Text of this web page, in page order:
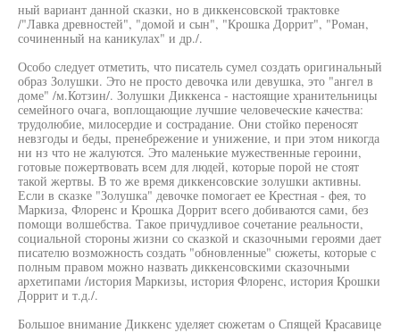
ный вариант данной сказки, но в диккенсовской трактовке
/"Лавка древностей", "домой и сын", "Крошка Доррит", "Роман,
сочиненный на каникулах" и др./.
Особо следует отметить, что писатель сумел создать оригинальный
образ Золушки. Это не просто девочка или девушка, это "ангел в
доме" /м.Котзин/. Золушки Диккенса - настоящие хранительницы
семейного очага, воплощающие лучшие человеческие качества:
трудолюбие, милосердие и сострадание. Они стойко переносят
невзгоды и беды, пренебрежение и унижение, и при этом никогда
ни нз что не жалуются. Это маленькие мужественные героини,
готовые пожертвовать всем для людей, которые порой не стоят
такой жертвы. В то же время диккенсовские золушки активны.
Если в сказке "Золушка" девочке помогает ее Крестная - фея, то
Маркиза, Флоренс и Крошка Доррит всего добиваются сами, без
помощи волшебства. Такое причудливое сочетание реальности,
социальной стороны жизни со сказкой и сказочными героями дает
писателю возможность создать "обновленные" сюжеты, которые с
полным правом можно назвать диккенсовскими сказочными
архетипами /история Маркизы, история Флоренс, история Крошки
Доррит и т.д./.
Большое внимание Диккенс уделяет сюжетам о Спящей Красавице